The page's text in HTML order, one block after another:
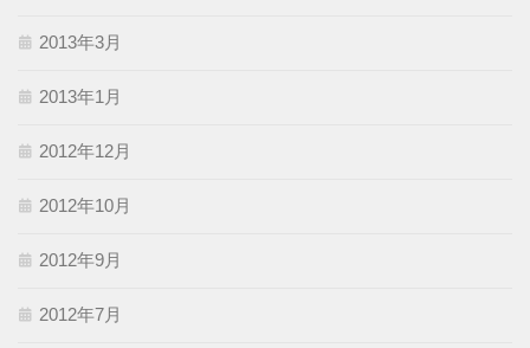
2013年3月
2013年1月
2012年12月
2012年10月
2012年9月
2012年7月